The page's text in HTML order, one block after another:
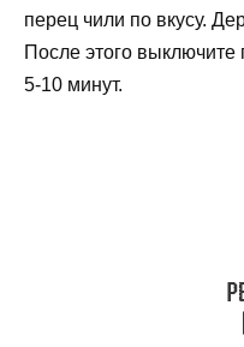
перец чили по вкусу.
После этого выключите
5-10 минут.